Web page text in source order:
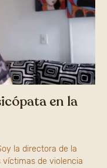
en la
la directora de la
víctimas de violencia